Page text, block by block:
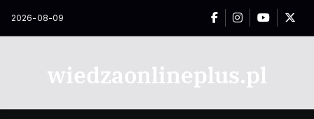
2026-08-09
wiedzaonlineplus.pl